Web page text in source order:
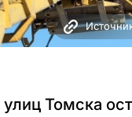
Томска